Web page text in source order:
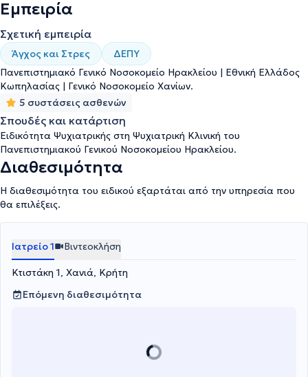
φαρμακοθεραπεία καθώς και συνδυαστικές θεραπείες. Ο ιατρός
Ψυχοθεραπεία (CBT), η οποία αποτελεί την πιο καλά
τεκμηριωμένη τεχνική παγκοσμίως για την αντιμετώπιση του
άγχους και της κατάθλιψης, καθώς και για την επίλυση των
περισσότερων ψυχολογικών προβλημάτων. Προσφέρει επίσης
εναλλακτικές και συμπληρωματικές θεραπείες.
Εμπειρία
Σχετική εμπειρία
Άγχος και Στρες
ΔΕΠΥ
Πανεπιστημιακό Γενικό Νοσοκομείο Ηρακλείου | Εθνική Ελλάδος
Κωπηλασίας | Γενικό Νοσοκομείο Χανίων.
5 συστάσεις ασθενών
Σπουδές και κατάρτιση
Ειδικότητα Ψυχιατρικής στη Ψυχιατρική Κλινική του
Πανεπιστημιακού Γενικού Νοσοκομείου Ηρακλείου.
Διαθεσιμότητα
Η διαθεσιμότητα του ειδικού εξαρτάται από την υπηρεσία που
θα επιλέξεις.
Ιατρείο 1 Βιντεοκλήση
Κτιστάκη 1, Χανιά, Κρήτη
Επόμενη διαθεσιμότητα